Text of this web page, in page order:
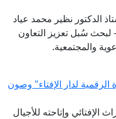
الدكتور نظير محمد عياد
لبحث سُبل تعزيز التعاون
والمجتمعية.
لدار الإفتاء" وصون
الإفتائي وإتاحته للأجيال